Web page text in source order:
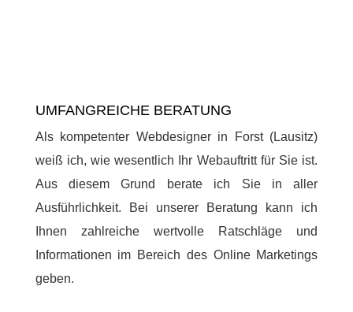
UMFANGREICHE BERATUNG
Als kompetenter Webdesigner in Forst (Lausitz)
weiß ich, wie wesentlich Ihr Webauftritt für Sie ist.
Aus diesem Grund berate ich Sie in aller
Ausführlichkeit. Bei unserer Beratung kann ich
Ihnen zahlreiche wertvolle Ratschläge und
Informationen im Bereich des Online Marketings
geben.